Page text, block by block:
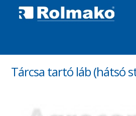
Tárcsa tartó láb (hátsó